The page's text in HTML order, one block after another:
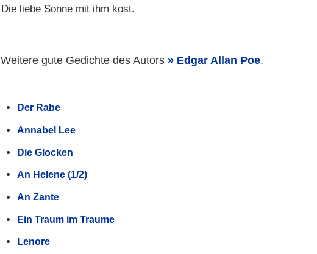
Die liebe Sonne mit ihm kost.
Weitere gute Gedichte des Autors Edgar Allan Poe.
Der Rabe
Annabel Lee
Die Glocken
An Helene (1/2)
An Zante
Ein Traum im Traume
Lenore